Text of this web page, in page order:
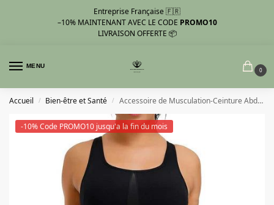
Entreprise Française 🇫🇷
–10% MAINTENANT AVEC LE CODE PROMO10
LIVRAISON OFFERTE 📦
MENU
0
Accueil / Bien-être et Santé / Accessoire de Musculation-Ceinture Abdominale Femme
-10% Code PROMO10 jusqu'a la fin du mois